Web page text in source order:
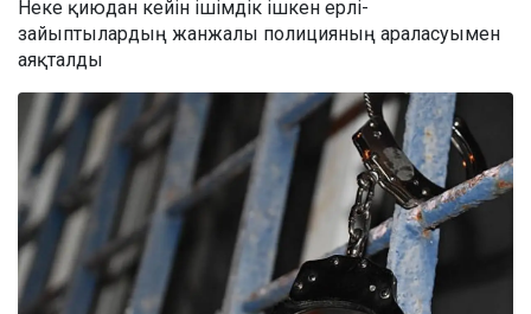
Неке қиюдан кейін ішімдік ішкен ерлі-
зайыптылардың жанжалы полицияның араласуымен
аяқталды